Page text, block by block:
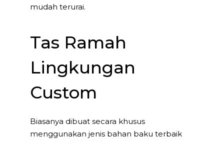
mudah terurai.
Tas Ramah
Lingkungan
Custom
Biasanya dibuat secara khusus
menggunakan jenis bahan baku terbaik